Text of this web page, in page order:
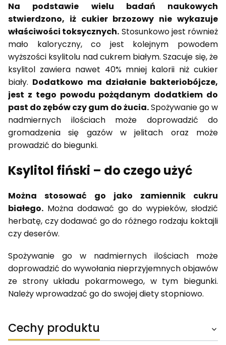
Na podstawie wielu badań naukowych
stwierdzono, iż cukier brzozowy nie wykazuje
właściwości toksycznych. Stosunkowo jest również
mało kaloryczny, co jest kolejnym powodem
wyższości ksylitolu nad cukrem białym. Szacuje się, że
ksylitol zawiera nawet 40% mniej kalorii niż cukier
biały. Dodatkowo ma działanie bakteriobójcze,
jest z tego powodu pożądanym dodatkiem do
past do zębów czy gum do żucia.Spożywanie go w
nadmiernych ilościach może doprowadzić do
gromadzenia się gazów w jelitach oraz może
prowadzić do biegunki.
Ksylitol fiński – do czego użyć
Można stosować go jako zamiennik cukru
białego. Można dodawać go do wypieków, słodzić
herbatę, czy dodawać go do różnego rodzaju koktajli
czy deserów.
Spożywanie go w nadmiernych ilościach może
doprowadzić do wywołania nieprzyjemnych objawów
ze strony układu pokarmowego, w tym biegunki.
Należy wprowadzać go do swojej diety stopniowo.
Cechy produktu